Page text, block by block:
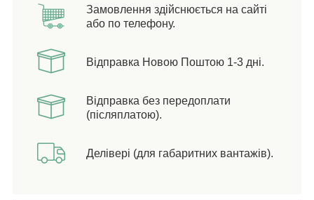
Замовлення здійснюється на сайті
або по телефону.
Відправка Новою Поштою 1-3 дні.
Відправка без передоплати
(післяплатою).
Делівері (для габаритних вантажів).